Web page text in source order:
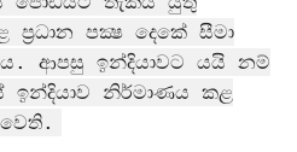
පක්‍ෂ දෙකේ සීමා
ආපසු ඉන්දියාවට යයි නම්
ඉන්දියාව නිර්මාණය කළ